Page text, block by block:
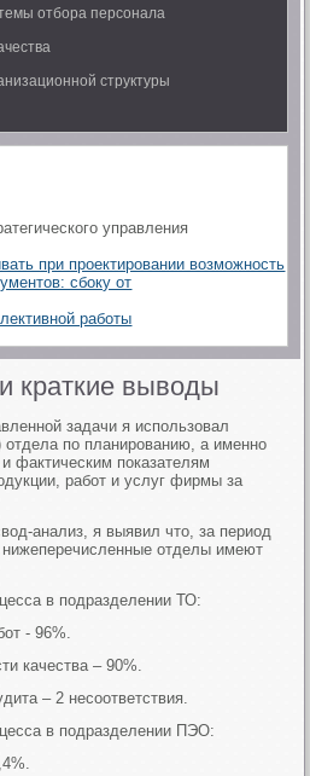
отбора персонала
структуры
управления
при проектировании возможность
сбоку от
работы
краткие выводы
задачи я использовал
отдела по планированию, а именно
фактическим показателям
работ и услуг фирмы за
анализ, я выявил что, за период
отделы имеют
в подразделении ТО:
- 96%.
качества – 90%.
– 2 несоответствия.
в подразделении ПЭО: